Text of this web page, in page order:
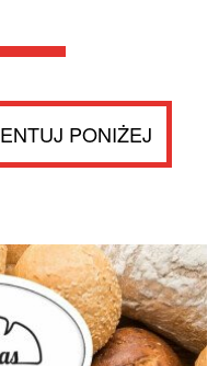
PONIŻEJ